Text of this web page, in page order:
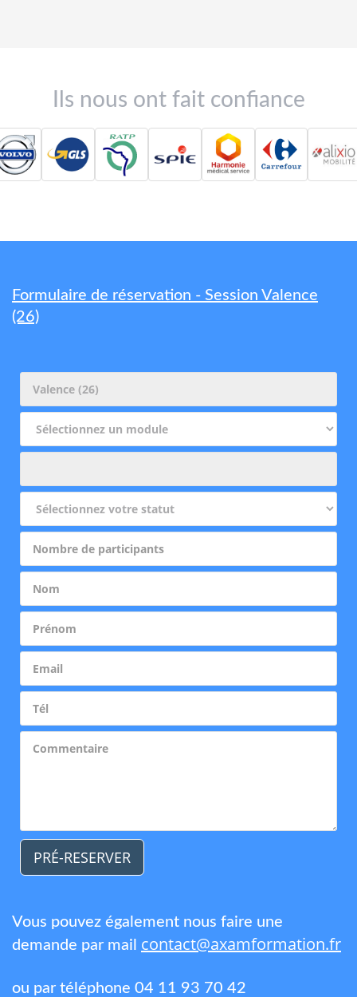
Ils nous ont fait confiance
Formulaire de réservation - Session Valence
(26)
PRÉ-RESERVER
Vous pouvez également nous faire une
demande par mail contact@axamformation.fr
ou par téléphone 04 11 93 70 42